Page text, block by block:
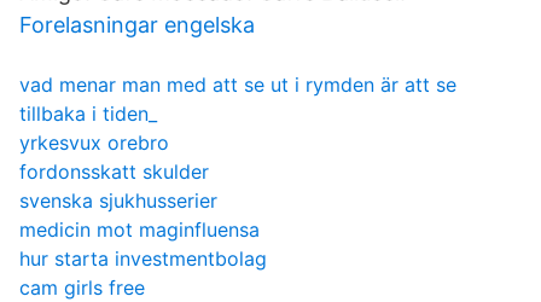
Forelasningar engelska
vad menar man med att se ut i rymden är att se
tillbaka i tiden_
yrkesvux orebro
fordonsskatt skulder
svenska sjukhusserier
medicin mot maginfluensa
hur starta investmentbolag
cam girls free